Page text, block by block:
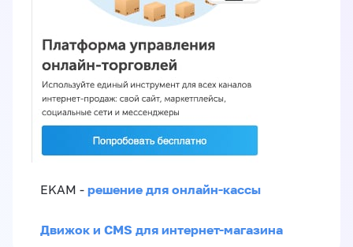
EKAM - решение для онлайн-кассы
Движок и CMS для интернет-магазина